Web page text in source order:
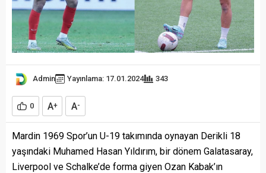
Admin Yayınlama: 17.01.2024 343
0 A+ A-
Mardin 1969 Spor’un U-19 takımında oynayan Derikli 18
yaşındaki Muhamed Hasan Yıldırım, bir dönem Galatasaray,
Liverpool ve Schalke’de forma giyen Ozan Kabak’ın